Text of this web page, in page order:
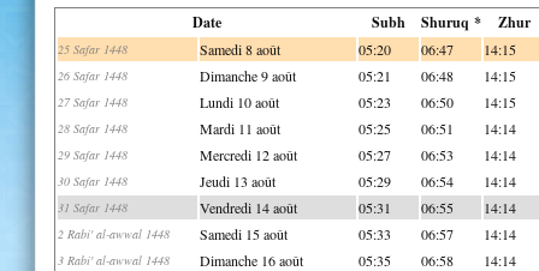
Date Subh Shuruq * Zhur
25 Safar 1448 Samedi 8 août 05:20 06:47 14:15
26 Safar 1448 Dimanche 9 août 05:21 06:48 14:15
27 Safar 1448 Lundi 10 août 05:23 06:50 14:15
28 Safar 1448 Mardi 11 août 05:25 06:51 14:14
29 Safar 1448 Mercredi 12 août 05:27 06:53 14:14
30 Safar 1448 Jeudi 13 août 05:29 06:54 14:14
31 Safar 1448 Vendredi 14 août 05:31 06:55 14:14
2 Rabi' al-awwal 1448 Samedi 15 août 05:33 06:57 14:14
3 Rabi' al-awwal 1448 Dimanche 16 août 05:35 06:58 14:14